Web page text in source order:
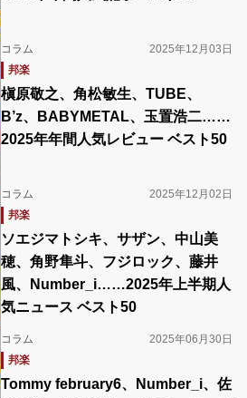
コラム
2025年12月03日
邦楽
槇原敬之、角松敏生、TUBE、
B’z、BABYMETAL、玉置浩二……
2025年年間人気レビュー ベスト50
コラム
2025年12月02日
邦楽
ソエジマトシキ、サザン、中山美
穂、角野隼斗、フジロック、藤井
風、Number_i……2025年上半期人
気ニュース ベスト50
コラム
2025年06月30日
邦楽
Tommy february6、Number_i、佐